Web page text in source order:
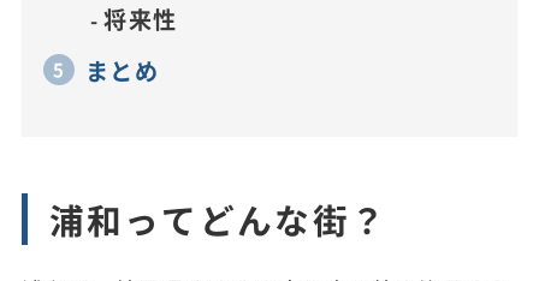
将来性
まとめ
浦和ってどんな街？